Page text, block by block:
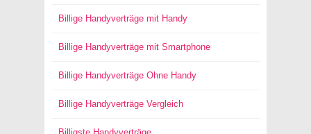
Billige Handyverträge mit Handy
Billige Handyverträge mit Smartphone
Billige Handyverträge Ohne Handy
Billige Handyverträge Vergleich